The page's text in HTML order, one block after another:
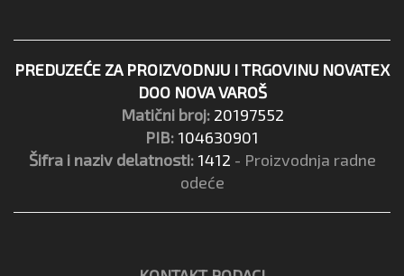
PREDUZEĆE ZA PROIZVODNJU I TRGOVINU NOVATEX
DOO NOVA VAROŠ
Matični broj: 20197552
PIB: 104630901
Šifra i naziv delatnosti: 1412 - Proizvodnja radne
odeće